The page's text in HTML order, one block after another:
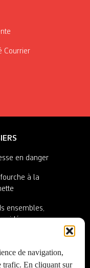
de navigation,
trafic. En cliquant sur
Courrier
en danger
à la
ensembles,
idées